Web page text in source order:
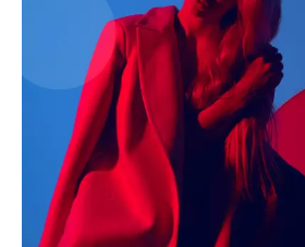
Subscription Plans
My account